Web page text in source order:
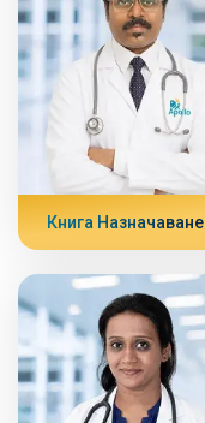
Книга Назначаване